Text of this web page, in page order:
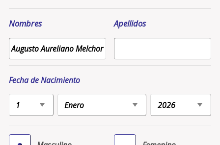
Nombres Apellidos
Fecha de Nacimiento